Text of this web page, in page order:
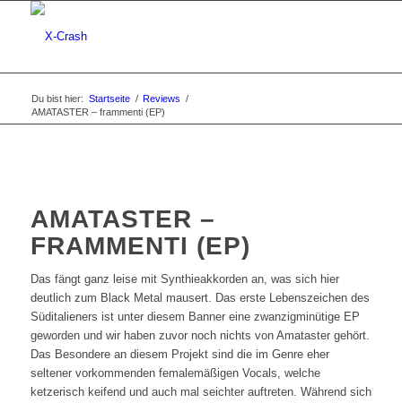
Du bist hier: Startseite / Reviews /
AMATASTER – frammenti (EP)
AMATASTER –
FRAMMENTI (EP)
Das fängt ganz leise mit Synthieakkorden an, was sich hier
deutlich zum Black Metal mausert. Das erste Lebenszeichen des
Süditalieners ist unter diesem Banner eine zwanzigminütige EP
geworden und wir haben zuvor noch nichts von Amataster gehört.
Das Besondere an diesem Projekt sind die im Genre eher
seltener vorkommenden femalemäßigen Vocals, welche
ketzerisch keifend und auch mal seichter auftreten. Während sich